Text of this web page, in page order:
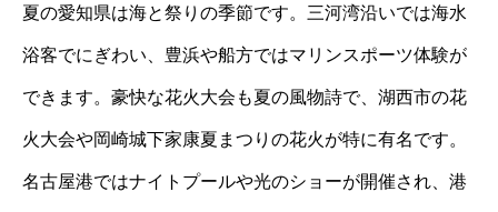
夏の愛知県は海と祭りの季節です。三河湾沿いでは海水
浴客でにぎわい、豊浜や船方ではマリンスポーツ体験が
できます。豪快な花火大会も夏の風物詩で、湖西市の花
火大会や岡崎城下家康夏まつりの花火が特に有名です。
名古屋港ではナイトプールや光のショーが開催され、港